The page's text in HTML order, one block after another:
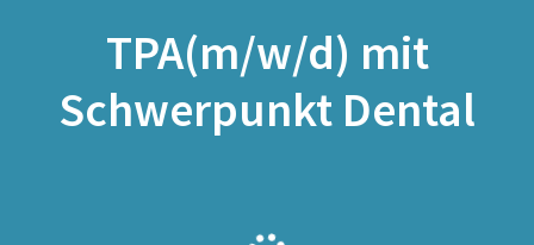
TPA(m/w/d) mit
Schwerpunkt Dental